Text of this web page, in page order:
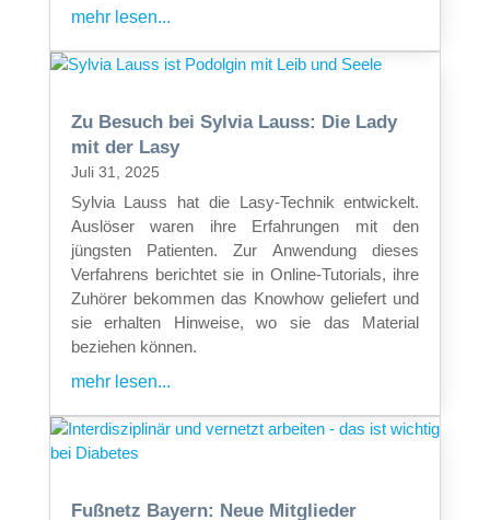
mehr lesen...
Zu Besuch bei Sylvia Lauss: Die Lady
mit der Lasy
Juli 31, 2025
Sylvia Lauss hat die Lasy-Technik entwickelt.
Auslöser waren ihre Erfahrungen mit den
jüngsten Patienten. Zur Anwendung dieses
Verfahrens berichtet sie in Online-Tutorials, ihre
Zuhörer bekommen das Knowhow geliefert und
sie erhalten Hinweise, wo sie das Material
beziehen können.
mehr lesen...
Fußnetz Bayern: Neue Mitglieder